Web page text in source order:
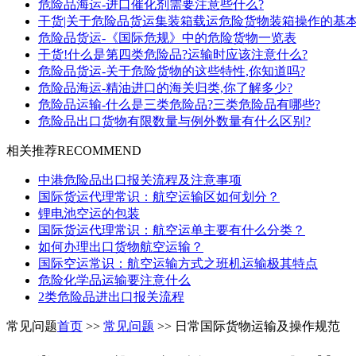
危险品海运-进口催化剂需要注意些什么?
干货|关于危险品货运集装箱载运危险货物装箱操作的基
危险品货运-《国际危规》中的危险货物一览表
干货!什么是第四类危险品?运输时应该注意什么?
危险品货运-关于危险货物的这些特性,你知道吗?
危险品海运-精油进口的海关归类,你了解多少?
危险品运输-什么是三类危险品?三类危险品有哪些?
危险品出口货物有限数量与例外数量有什么区别?
相关推荐RECOMMEND
中港危险品出口报关流程及注意事项
国际货运代理常识：航空运输区如何划分？
锂电池空运的包装
国际货运代理常识：航空运单主要有什么分类？
如何办理出口货物航空运输？
国际空运常识：航空运输方式之班机运输极其特点
危险化学品运输要注意什么
2类危险品进出口报关流程
常见问题首页 >> 常见问题 >> 日常国际货物运输及操作规范